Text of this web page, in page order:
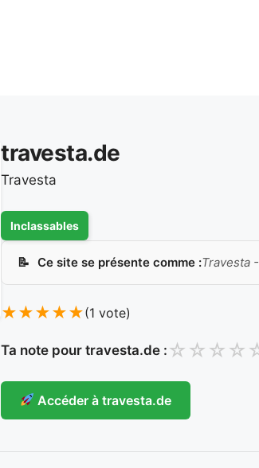
travesta.de
Travesta
Inclassables
Ce site se présente comme :Travesta
★★★★★(1 vote)
Ta note pour travesta.de : ☆ ☆ ☆ ☆
Accéder à travesta.de